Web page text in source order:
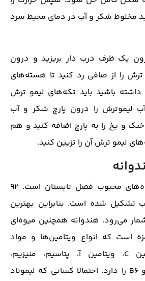
مخلوط شکر و آب در دمای محیط سرد
یک ظرف درب دار بریزید و درون
ترش را از صافی رد کنید تا هسته‌های
باشید باید تکه‌های لیمو ترش
لیموترش را درون پارچ شکر و آب
و یخ را به پارچ اضافه کنید و هم
لیمو ترش آن را تزیین کنید.
هندوانه یکی از میوه‌های محبوب فصل تابستان است. ۹۲
تشکیل شده است. بنابراین بهترین
می‌رود. هندوانه همچنین میوه‌ای
که انواع ویتامین‌ها و مواد
معدنی مانند ویتامین C، ویتامین آ، پتاسیم، منیزیم،
ویتامین‌های B1، B5 و B6 را دارد. احتمالا کسانی که لیموناد